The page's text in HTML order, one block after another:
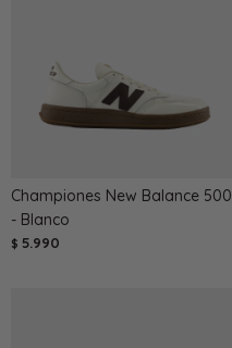
Championes New Balance 500
- Blanco
$ 5.990